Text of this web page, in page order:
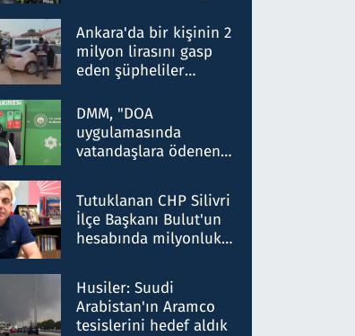
ifadelerinden ortaya
çıkan tablo şok etti
Ankara'da bir kişinin 2
milyon lirasını gasp
eden şüpheliler
DMM, "DOA
uygulamasında
vatandaşlara ödenen
düşürüldüğü" iddiasını
yalanladı
Tutuklanan CHP Silivri
İlçe Başkanı Bulut'un
hesabında milyonluk
talimat verdi, ben
gönderdim
Husiler: Suudi
Arabistan'ın Aramco
tesislerini hedef aldık